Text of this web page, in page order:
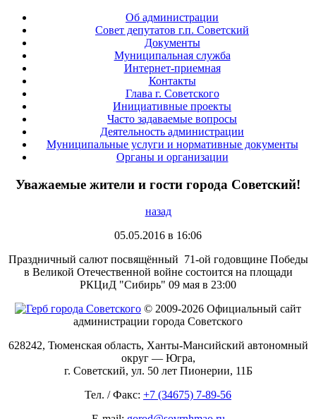
Об администрации
Совет депутатов г.п. Советский
Документы
Муниципальная служба
Интернет-приемная
Контакты
Глава г. Советского
Инициативные проекты
Часто задаваемые вопросы
Деятельность администрации
Муниципальные услуги и нормативные документы
Органы и организации
Уважаемые жители и гости города Советский!
назад
05.05.2016 в 16:06
Праздничный салют посвящённый 71-ой годовщине Победы
в Великой Отечественной войне состоится на площади
РКЦиД "Сибирь" 09 мая в 23:00
© 2009-2026 Официальный сайт
администрации города Советского
628242, Тюменская область, Ханты-Мансийский автономный
округ — Югра,
г. Советский, ул. 50 лет Пионерии, 11Б
Тел. / Факс: +7 (34675) 7-89-56